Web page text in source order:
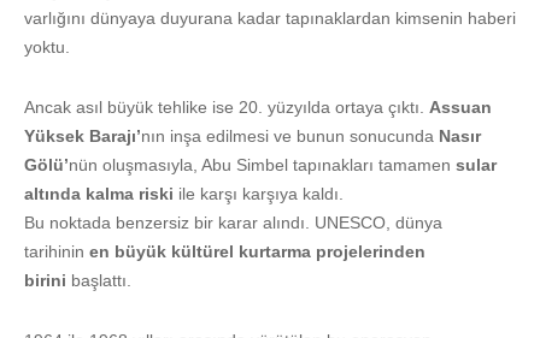
varlığını dünyaya duyurana kadar tapınaklardan kimsenin haberi
yoktu.
Ancak asıl büyük tehlike ise 20. yüzyılda ortaya çıktı. Assuan
Yüksek Barajı’nın inşa edilmesi ve bunun sonucunda Nasır
Gölü’nün oluşmasıyla, Abu Simbel tapınakları tamamen sular
altında kalma riski ile karşı karşıya kaldı.
Bu noktada benzersiz bir karar alındı. UNESCO, dünya
tarihinin en büyük kültürel kurtarma projelerinden
birini başlattı.